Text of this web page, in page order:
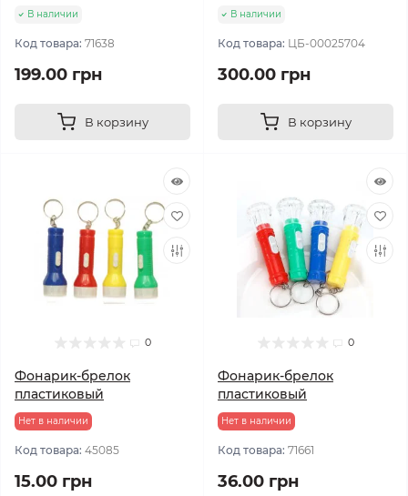
В наличии
Код товара: 71638
199.00 грн
В корзину
В наличии
Код товара: ЦБ-00025704
300.00 грн
В корзину
0
Фонарик-брелок
пластиковый
Нет в наличии
Код товара: 45085
15.00 грн
0
Фонарик-брелок
пластиковый
Нет в наличии
Код товара: 71661
36.00 грн